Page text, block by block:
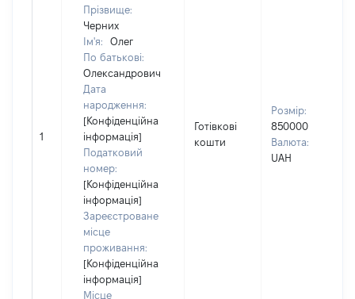
1
Прізвище:
Черних
Ім'я:
Олег
По батькові:
Олександрович
Дата
народження:
[Конфіденційна
інформація]
Податковий
номер:
[Конфіденційна
інформація]
Зареєстроване
місце
проживання:
[Конфіденційна
інформація]
Місце
Готівкові
кошти
Розмір:
850000
Валюта:
UAH